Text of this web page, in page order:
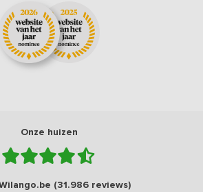
Onze huizen
(31.986 reviews)